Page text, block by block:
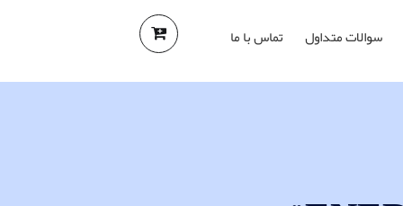
سوالات متداول تماس با ما